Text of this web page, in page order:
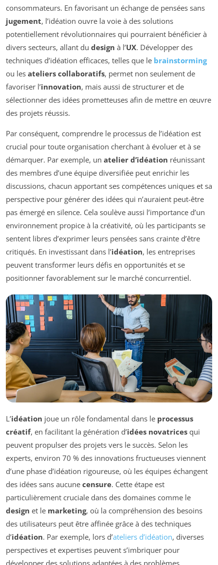
consommateurs. En favorisant un échange de pensées sans
jugement, l’idéation ouvre la voie à des solutions
potentiellement révolutionnaires qui pourraient bénéficier à
divers secteurs, allant du design à l’UX. Développer des
techniques d’idéation efficaces, telles que le brainstorming
ou les ateliers collaboratifs, permet non seulement de
favoriser l’innovation, mais aussi de structurer et de
sélectionner des idées prometteuses afin de mettre en œuvre
des projets réussis.
Par conséquent, comprendre le processus de l’idéation est
crucial pour toute organisation cherchant à évoluer et à se
démarquer. Par exemple, un atelier d’idéation réunissant
des membres d’une équipe diversifiée peut enrichir les
discussions, chacun apportant ses compétences uniques et sa
perspective pour générer des idées qui n’auraient peut-être
pas émergé en silence. Cela soulève aussi l’importance d’un
environnement propice à la créativité, où les participants se
sentent libres d’exprimer leurs pensées sans crainte d’être
critiqués. En investissant dans l’idéation, les entreprises
peuvent transformer leurs défis en opportunités et se
positionner favorablement sur le marché concurrentiel.
L’idéation joue un rôle fondamental dans le processus
créatif, en facilitant la génération d’idées novatrices qui
peuvent propulser des projets vers le succès. Selon les
experts, environ 70 % des innovations fructueuses viennent
d’une phase d’idéation rigoureuse, où les équipes échangent
des idées sans aucune censure. Cette étape est
particulièrement cruciale dans des domaines comme le
design et le marketing, où la compréhension des besoins
des utilisateurs peut être affinée grâce à des techniques
d’idéation. Par exemple, lors d’ateliers d’idéation, diverses
perspectives et expertises peuvent s’imbriquer pour
développer des solutions adaptées à des problèmes